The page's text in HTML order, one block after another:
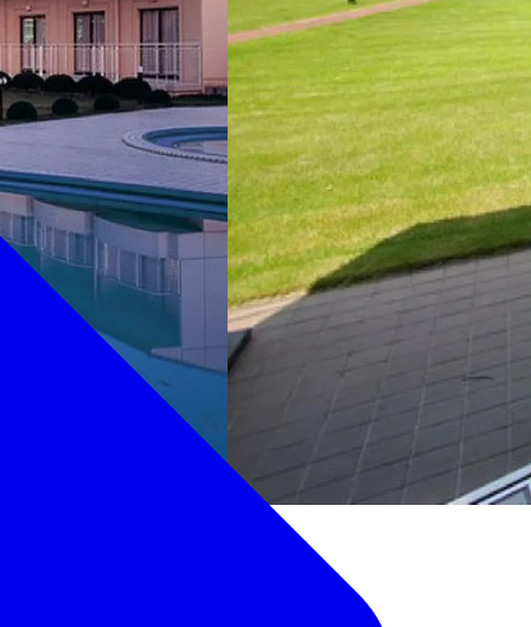
ガーデン
材を生かした懐石料理